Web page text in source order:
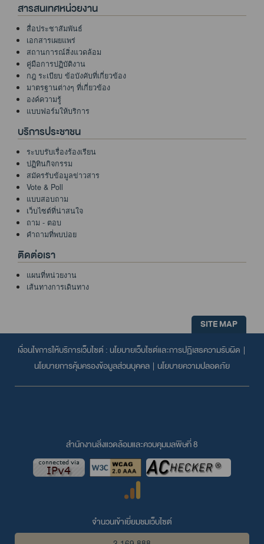
สารสนเทศหน่วยงาน
สื่อประชาสัมพันธ์
เอกสารเผยแพร่
สถานการณ์สิ่งแวดล้อม
คู่มือการปฏิบัติงาน
กฎ ระเบียบ ข้อบังคับที่เกี่ยวข้อง
มาตรฐานต่างๆ ที่เกี่ยวข้อง
องค์ความรู้
แบบฟอร์มให้บริการ
บริการประชาชน
ระบบรับเรื่องร้องเรียน
ปฏิทินกิจกรรม
สมัครรับข้อมูลข่าวสาร
Vote & Poll
แบบสอบถาม
เว็บไซต์ที่น่าสนใจ
ถาม - ตอบ
คำถามที่พบบ่อย
ติดต่อเรา
แผนที่หน่วยงาน
เส้นทางการเดินทาง
SITE MAP
เงื่อนไขการให้บริการเว็บไซต์ : นโยบายเว็บไซต์และการปฏิเสธความรับผิด |
นโยบายการคุ้มครองข้อมูลส่วนบุคคล | นโยบายความปลอดภัย
สำนักงานสิ่งแวดล้อมและควบคุมมลพิษที่ 8
จำนวนเข้าเยี่ยมชมเว็บไซต์